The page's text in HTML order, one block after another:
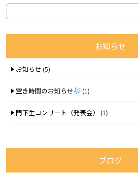
お知らせ
お知らせ (5)
空き時間のお知らせ (1)
門下生コンサート（発表会） (1)
ブログ